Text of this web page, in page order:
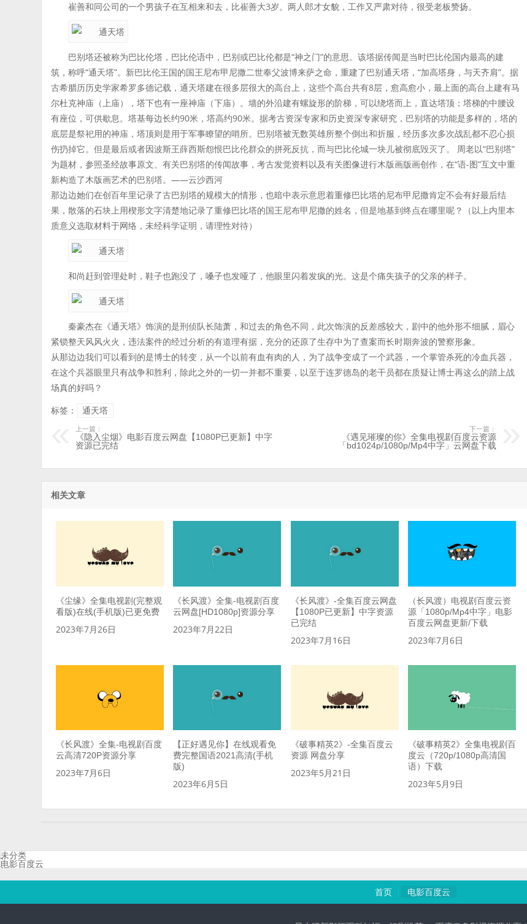
崔善和同公司的一个男孩子在互相来和去，比崔善大3岁。两人郎才女貌，工作又严肃对待，很受老板赞扬。
巴别塔还被称为巴比伦塔，巴比伦语中，巴别或巴比伦都是“神之门”的意思。该塔据传闻是当时巴比伦国内最高的建
筑，称呼“通天塔”。新巴比伦王国的国王尼布甲尼撒二世奉父波博来萨之命，重建了巴别通天塔，“加高塔身，与天齐肩”。据
古希腊历历史学家希罗多德记载，通天塔建在很多层很大的高台上，这些个高台共有8层，愈高愈小，最上面的高台上建有马
尔杜克神庙（上庙），塔下也有一座神庙（下庙）。墙的外沿建有螺旋形的阶梯，可以绕塔而上，直达塔顶；塔梯的中腰设
有座位，可供歇息。塔基每边长约90米，塔高约90米。据考古资深专家和历史资深专家研究，巴别塔的功能是多样的，塔的
底层是祭祀用的神庙，塔顶则是用于军事瞭望的哨所。巴别塔被无数英雄所整个倒出和折服，经历多次多次战乱都不忍心损
伤扔掉它。但是最后或者因波斯王薛西斯怨恨巴比伦群众的拼死反抗，而与巴比伦城一块儿被彻底毁灭了。 周老以“巴别塔”
为题材，参照圣经故事原文、有关巴别塔的传闻故事，考古发觉资料以及有关图像进行木版画版画创作，在“语-图”互文中重
新构造了木版画艺术的巴别塔。——云沙西河
那边边她们在创百年里记录了古巴别塔的规模大的情形，也暗中表示意思着重修巴比塔的尼布甲尼撒肯定不会有好最后结
果，散落的石块上用楔形文字清楚地记录了重修巴比塔的国王尼布甲尼撒的姓名，但是地基到终点在哪里呢？（以上内里本
质意义选取材料于网络，未经科学证明，请理性对待）
和尚赶到管理处时，鞋子也跑没了，嗓子也发哑了，他眼里闪着发疯的光。这是个痛失孩子的父亲的样子。
秦豪杰在《通天塔》饰演的是刑侦队长陆萧，和过去的角色不同，此次饰演的反差感较大，剧中的他外形不细腻，眉心
紧锁整天风风火火，违法案件的经过分析的有道理有据，充分的还原了生存中为了查案而长时期奔波的警察形象。
从那边边我们可以看到的是博士的转变，从一个以前有血有肉的人，为了战争变成了一个武器，一个掌管杀死的冷血兵器，
在这个兵器眼里只有战争和胜利，除此之外的一切一并都不重要，以至于连罗德岛的老干员都在质疑让博士再这么的踏上战
场真的好吗？
标签：
通天塔
上一篇：
《隐入尘烟》电影百度云网盘【1080P已更新】中字
资源已完结
下一篇：
《遇见璀璨的你》全集电视剧百度云资源
「bd1024p/1080p/Mp4中字」云网盘下载
相关文章
《尘缘》全集电视剧(完整观
看版)在线(手机版)已更免费
2023年7月26日
《长风渡》全集-电视剧百度
云网盘[HD1080p]资源分享
2023年7月22日
《长风渡》-全集百度云网盘
【1080P已更新】中字资源
已完结
2023年7月16日
（长风渡）电视剧百度云资
源「1080p/Mp4中字」电影
百度云网盘更新/下载
2023年7月6日
《长风渡》全集-电视剧百度
云高清720P资源分享
2023年7月6日
【正好遇见你】在线观看免
费完整国语2021高清(手机
版)
2023年6月5日
《破事精英2》-全集百度云
资源 网盘分享
2023年5月21日
《破事精英2》全集电视剧百
度云（720p/1080p高清国
语）下载
2023年5月9日
未分类
电影百度云
首页 电影百度云